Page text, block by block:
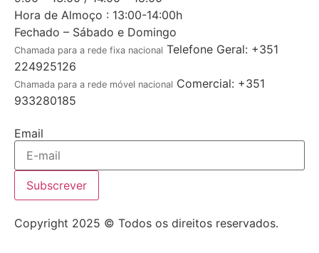
Hora de Almoço : 13:00-14:00h
Fechado – Sábado e Domingo
Chamada para a rede fixa nacional Telefone Geral: +351
224925126
Chamada para a rede móvel nacional Comercial: +351
933280185
Email
Subscrever
Copyright 2025 © Todos os direitos reservados.